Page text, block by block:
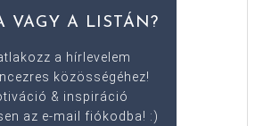
VAGY A LISTÁN?
a hírlevelem
közösségéhez!
& inspiráció
az e-mail fiókodba! :)